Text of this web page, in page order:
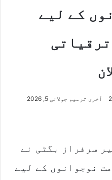
کے لیے
ترقیاتی
آخری ترمیم جولائی 5, 2026
سرفراز بگٹی نے
نوجوانوں کے لیے